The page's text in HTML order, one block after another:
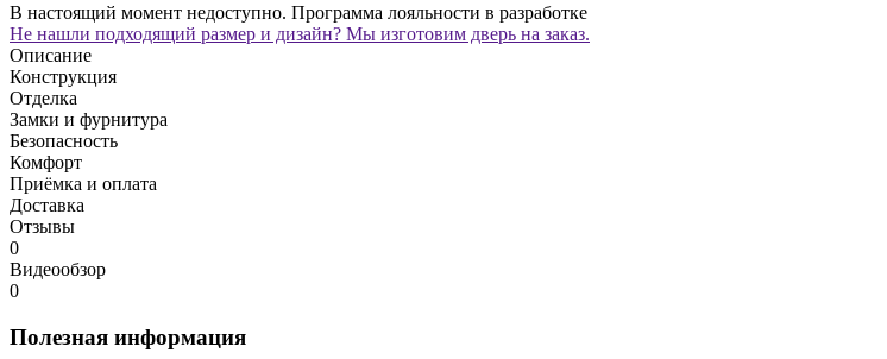
В настоящий момент недоступно. Программа лояльности в разработке
Не нашли подходящий размер и дизайн? Мы изготовим дверь на заказ.
Описание
Конструкция
Отделка
Замки и фурнитура
Безопасность
Комфорт
Приёмка и оплата
Доставка
Отзывы
0
Видеообзор
0
Полезная информация